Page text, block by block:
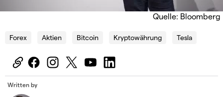
Quelle: Bloomberg
Forex Aktien Bitcoin Kryptowährung Tesla
Written by